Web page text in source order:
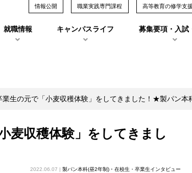
情報公開 職業実践専門課程 高等教育の修学支
就職情報 キャンパスライフ 募集要項・入試
業生の元で「小麦収穫体験」をしてきました！★製パン
麦収穫体験」をしてきまし
2022.06.07 |製パン本科(昼2年制) •在校生・卒業生インタビュー